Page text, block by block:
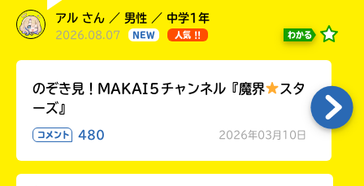
アル さん ／ 男性 ／ 中学1年
2026.08.07 NEW 人気 !! わかる
のぞき見！MAKAI５チャンネル『魔界
スタ
ーズ』
コメント 480 2026年03月10日